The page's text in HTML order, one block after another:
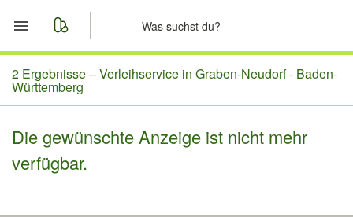
Start
Merkliste
Nachrichten
2 Ergebnisse –Verleihservice in Graben-Neudorf - Baden-
Württemberg
Die gewünschte Anzeige ist nicht mehr
verfügbar.